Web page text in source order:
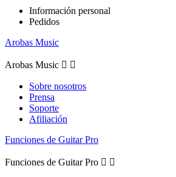
Información personal
Pedidos
Arobas Music
Arobas Music  
Sobre nosotros
Prensa
Soporte
Afiliación
Funciones de Guitar Pro
Funciones de Guitar Pro  